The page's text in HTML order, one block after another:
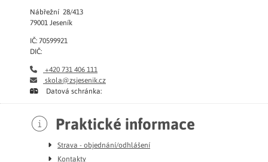
Nábřežní 28/413
79001 Jeseník
IČ: 70599921
DIČ:
+420 731 406 111
skola@zsjesenik.cz
Datová schránka:
Praktické informace
Strava - objednání/odhlášení
Kontakty